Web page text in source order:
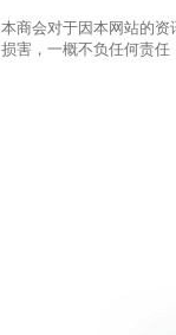
本商会对于因本网站的
损害，一概不负任何责